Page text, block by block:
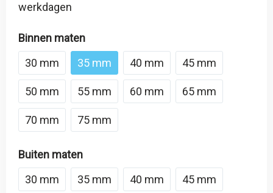
werkdagen
Binnen maten
30 mm
35 mm 40 mm 45 mm
50 mm 55 mm 60 mm 65 mm
70 mm 75 mm
Buiten maten
30 mm
35 mm 40 mm 45 mm